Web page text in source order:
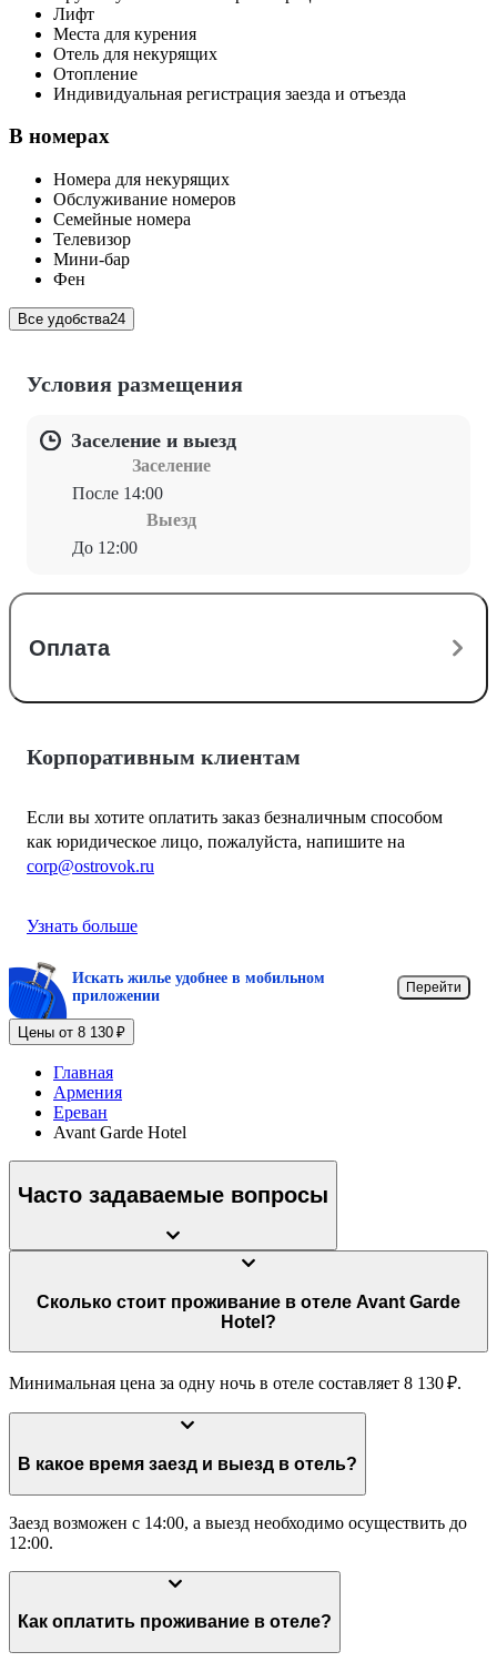
Лифт
Места для курения
Отель для некурящих
Отопление
Индивидуальная регистрация заезда и отъезда
В номерах
Номера для некурящих
Обслуживание номеров
Семейные номера
Телевизор
Мини-бар
Фен
Все удобства24
Условия размещения
Заселение и выезд
Заселение
После 14:00
Выезд
До 12:00
Оплата
Корпоративным клиентам
Если вы хотите оплатить заказ безналичным способом
как юридическое лицо, пожалуйста, напишите на
corp@ostrovok.ru
Узнать больше
Искать жилье удобнее в мобильном
приложении
Перейти
Цены от 8 130 ₽
Главная
Армения
Ереван
Avant Garde Hotel
Часто задаваемые вопросы
Сколько стоит проживание в отеле Avant Garde
Hotel?
Минимальная цена за одну ночь в отеле составляет 8 130 ₽.
В какое время заезд и выезд в отель?
Заезд возможен с 14:00, а выезд необходимо осуществить до
12:00.
Как оплатить проживание в отеле?